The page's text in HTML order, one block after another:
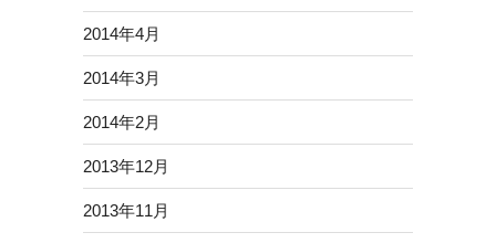
2014年4月
2014年3月
2014年2月
2013年12月
2013年11月